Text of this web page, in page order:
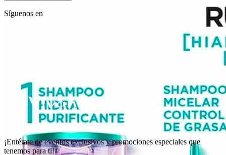
Síguenos en
¡Entérate de eventos exclusivos y promociones especiales que
tenemos para ti!